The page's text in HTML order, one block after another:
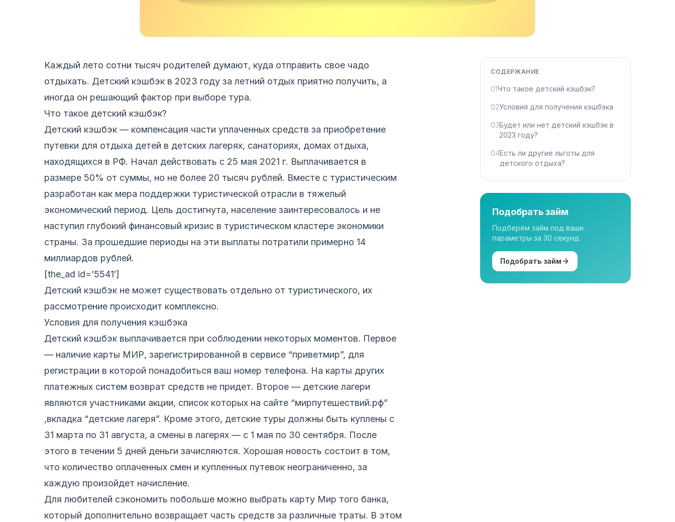
Каждый лето сотни тысяч родителей думают, куда отправить свое чадо
отдыхать. Детский кэшбэк в 2023 году за летний отдых приятно получить, а
иногда он решающий фактор при выборе тура.
Что такое детский кэшбэк?
Детский кэшбэк — компенсация части уплаченных средств за приобретение
путевки для отдыха детей в детских лагерях, санаториях, домах отдыха,
находящихся в РФ. Начал действовать с 25 мая 2021 г. Выплачивается в
размере 50% от суммы, но не более 20 тысяч рублей. Вместе с туристическим
разработан как мера поддержки туристической отрасли в тяжелый
экономический период. Цель достигнута, население заинтересовалось и не
наступил глубокий финансовый кризис в туристическом кластере экономики
страны. За прошедшие периоды на эти выплаты потратили примерно 14
миллиардов рублей.
[the_ad id=’5541′]
Детский кэшбэк не может существовать отдельно от туристического, их
рассмотрение происходит комплексно.
Условия для получения кэшбэка
Детский кэшбэк выплачивается при соблюдении некоторых моментов. Первое
— наличие карты МИР, зарегистрированной в сервисе “приветмир”, для
регистрации в которой понадобиться ваш номер телефона. На карты других
платежных систем возврат средств не придет. Второе — детские лагери
являются участниками акции, список которых на сайте “мирпутешествий.рф”
,вкладка “детские лагеря”. Кроме этого, детские туры должны быть куплены с
31 марта по 31 августа, а смены в лагерях — с 1 мая по 30 сентября. После
этого в течении 5 дней деньги зачисляются. Хорошая новость состоит в том,
что количество оплаченных смен и купленных путевок неограниченно, за
каждую произойдет начисление.
Для любителей сэкономить побольше можно выбрать карту Мир того банка,
который дополнительно возвращает часть средств за различные траты. В этом
СОДЕРЖАНИЕ
01Что такое детский кэшбэк?
02Условия для получения кэшбэка
03Будет или нет детский кэшбэк в
2023 году?
04Есть ли другие льготы для
детского отдыха?
Подобрать займ
Подберём займ под ваши
параметры за 30 секунд.
Подобрать займ